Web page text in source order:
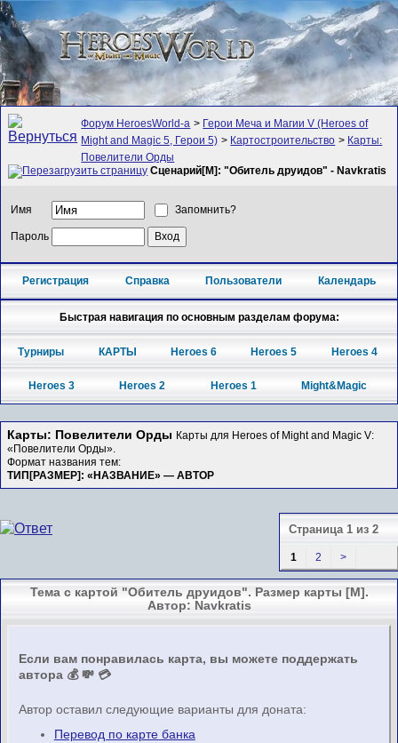
Форум HeroesWorld-а > Герои Меча и Магии V (Heroes of
Might and Magic 5, Герои 5) > Картостроительство > Карты:
Повелители Орды
Сценарий[M]: "Обитель друидов" - Navkratis
Имя Запомнить?
Пароль
Регистрация Справка Пользователи Календарь
Быстрая навигация по основным разделам форума:
Турниры КАРТЫ Heroes 6 Heroes 5 Heroes 4
Heroes 3 Heroes 2 Heroes 1 Might&Magic
Карты: Повелители Орды Карты для Heroes of Might and Magic V:
«Повелители Орды».
Формат названия тем:
ТИП[РАЗМЕР]: «НАЗВАНИЕ» — АВТОР
Страница 1 из 2
1 2 >
Тема с картой "Обитель друидов". Размер карты [M].
Автор: Navkratis
Если вам понравилась карта, вы можете поддержать
автора 💰 💸 💳
Автор оставил следующие варианты для доната:
Перевод по карте банка